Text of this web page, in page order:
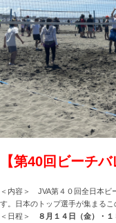
【第40回ビーチバ
＜内容＞ JVA第４０回全日本ビ
す。日本のトップ選手が集まるこ
＜日程＞
８月１４日（金）・１